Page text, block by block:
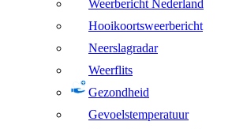
Weerbericht Nederland
Hooikoortsweerbericht
Neerslagradar
Weerflits
Gezondheid
Gevoelstemperatuur